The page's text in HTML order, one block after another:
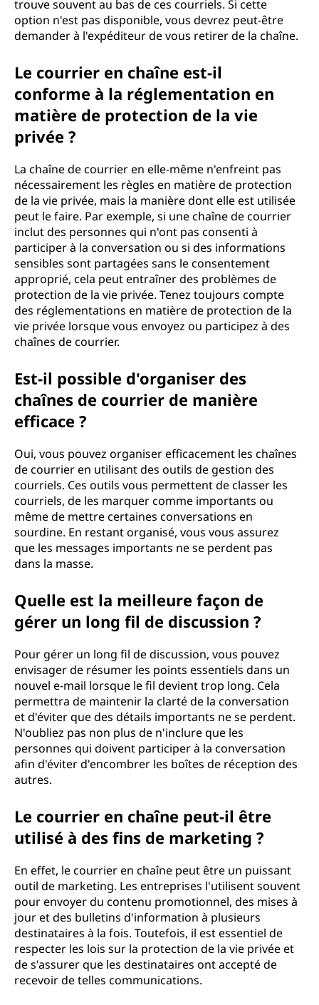
trouve souvent au bas de ces courriels. Si cette
option n'est pas disponible, vous devrez peut-être
demander à l'expéditeur de vous retirer de la chaîne.
Le courrier en chaîne est-il
conforme à la réglementation en
matière de protection de la vie
privée ?
La chaîne de courrier en elle-même n'enfreint pas
nécessairement les règles en matière de protection
de la vie privée, mais la manière dont elle est utilisée
peut le faire. Par exemple, si une chaîne de courrier
inclut des personnes qui n'ont pas consenti à
participer à la conversation ou si des informations
sensibles sont partagées sans le consentement
approprié, cela peut entraîner des problèmes de
protection de la vie privée. Tenez toujours compte
des réglementations en matière de protection de la
vie privée lorsque vous envoyez ou participez à des
chaînes de courrier.
Est-il possible d'organiser des
chaînes de courrier de manière
efficace ?
Oui, vous pouvez organiser efficacement les chaînes
de courrier en utilisant des outils de gestion des
courriels. Ces outils vous permettent de classer les
courriels, de les marquer comme importants ou
même de mettre certaines conversations en
sourdine. En restant organisé, vous vous assurez
que les messages importants ne se perdent pas
dans la masse.
Quelle est la meilleure façon de
gérer un long fil de discussion ?
Pour gérer un long fil de discussion, vous pouvez
envisager de résumer les points essentiels dans un
nouvel e-mail lorsque le fil devient trop long. Cela
permettra de maintenir la clarté de la conversation
et d'éviter que des détails importants ne se perdent.
N'oubliez pas non plus de n'inclure que les
personnes qui doivent participer à la conversation
afin d'éviter d'encombrer les boîtes de réception des
autres.
Le courrier en chaîne peut-il être
utilisé à des fins de marketing ?
En effet, le courrier en chaîne peut être un puissant
outil de marketing. Les entreprises l'utilisent souvent
pour envoyer du contenu promotionnel, des mises à
jour et des bulletins d'information à plusieurs
destinataires à la fois. Toutefois, il est essentiel de
respecter les lois sur la protection de la vie privée et
de s'assurer que les destinataires ont accepté de
recevoir de telles communications.